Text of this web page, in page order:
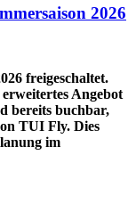
2026
freigeschaltet.
Angebot
bereits buchbar,
TUI Fly. Dies
im